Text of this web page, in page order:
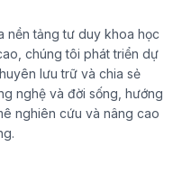
nền tảng tư duy khoa học
chúng tôi phát triển dự
lưu trữ và chia sẻ
nghệ và đời sống, hướng
nghiên cứu và nâng cao